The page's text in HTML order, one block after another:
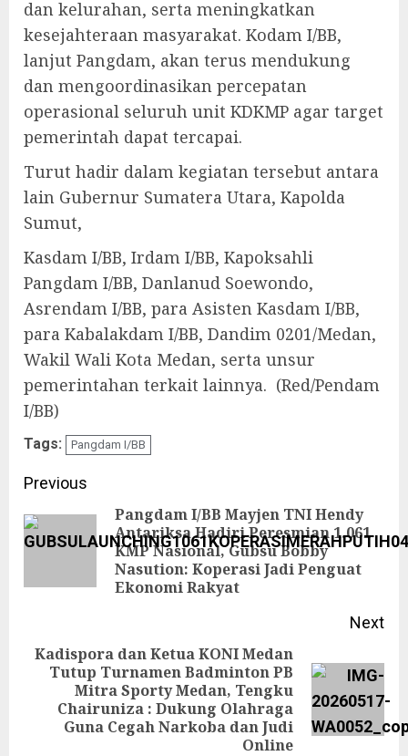
dan kelurahan, serta meningkatkan
kesejahteraan masyarakat. Kodam I/BB,
lanjut Pangdam, akan terus mendukung
dan mengoordinasikan percepatan
operasional seluruh unit KDKMP agar target
pemerintah dapat tercapai.
Turut hadir dalam kegiatan tersebut antara
lain Gubernur Sumatera Utara, Kapolda
Sumut,
Kasdam I/BB, Irdam I/BB, Kapoksahli
Pangdam I/BB, Danlanud Soewondo,
Asrendam I/BB, para Asisten Kasdam I/BB,
para Kabalakdam I/BB, Dandim 0201/Medan,
Wakil Wali Kota Medan, serta unsur
pemerintahan terkait lainnya. (Red/Pendam
I/BB)
Tags: Pangdam I/BB
Continue
Reading
Previous
Pangdam I/BB Mayjen TNI Hendy
Antariksa Hadiri Peresmian 1.061
KMP Nasional, Gubsu Bobby
Nasution: Koperasi Jadi Penguat
Ekonomi Rakyat
Next
post:
Kadispora dan Ketua KONI Medan
Tutup Turnamen Badminton PB
Mitra Sporty Medan, Tengku
Chairuniza : Dukung Olahraga
Guna Cegah Narkoba dan Judi
Online